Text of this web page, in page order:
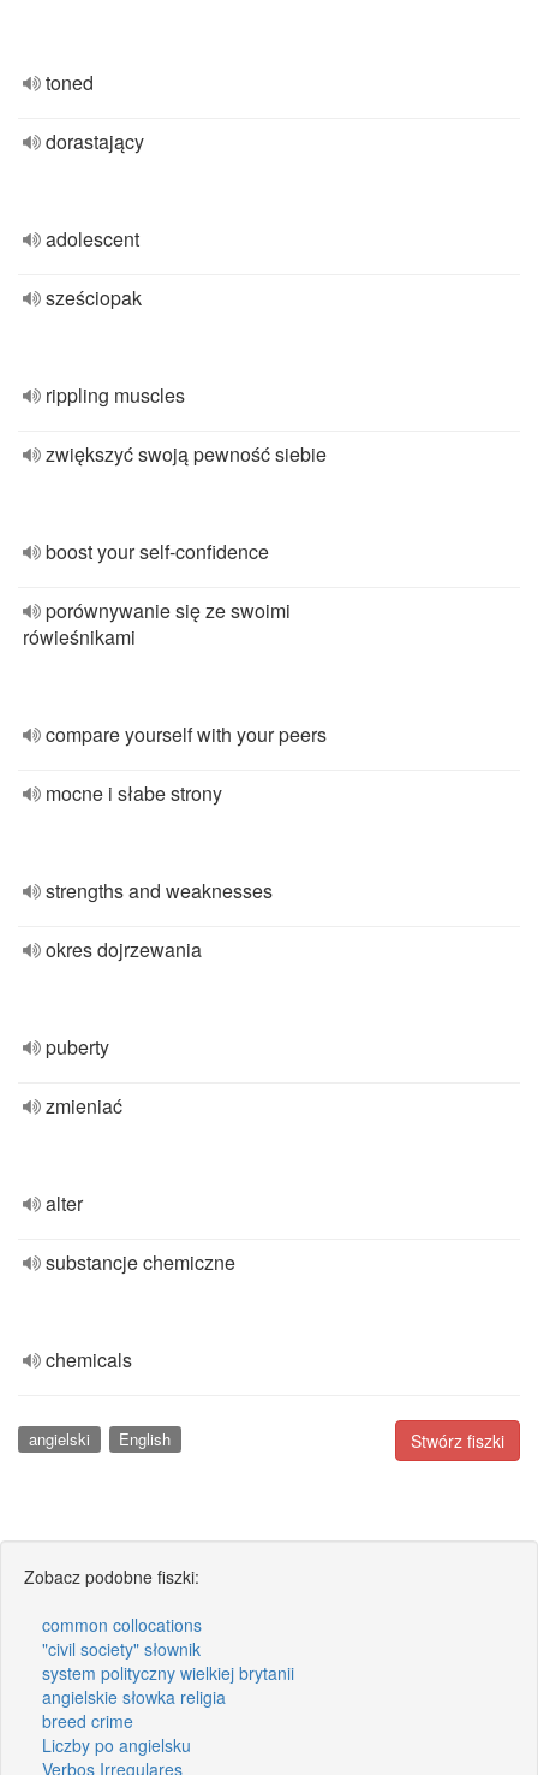
toned
dorastający
adolescent
sześciopak
rippling muscles
zwiększyć swoją pewność siebie
boost your self-confidence
porównywanie się ze swoimi
rówieśnikami
compare yourself with your peers
mocne i słabe strony
strengths and weaknesses
okres dojrzewania
puberty
zmieniać
alter
substancje chemiczne
chemicals
Stwórz fiszki
angielski English
Zobacz podobne fiszki:
common collocations
"civil society" słownik
system polityczny wielkiej brytanii
angielskie słowka religia
breed crime
Liczby po angielsku
Verbos Irregulares